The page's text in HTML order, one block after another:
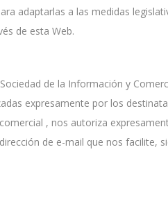
adaptarlas a las medidas
de esta Web.
de la Información y
expresamente por los
, nos autoriza
de e-mail que nos facilite,